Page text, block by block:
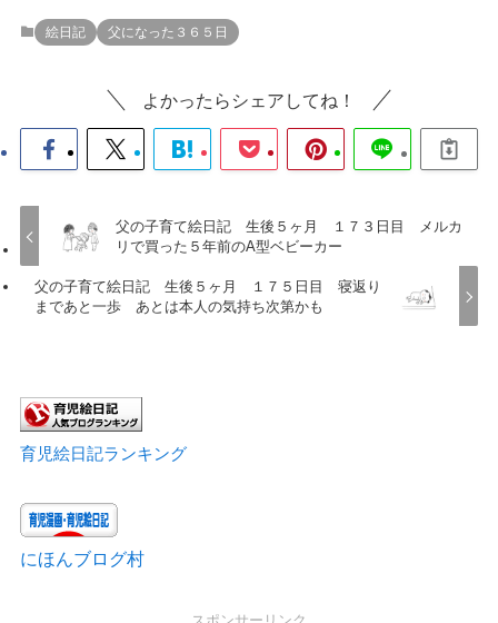
絵日記 父になった３６５日
よかったらシェアしてね！
父の子育て絵日記 生後５ヶ月 １７３日目 メルカ
リで買った５年前のA型ベビーカー
父の子育て絵日記 生後５ヶ月 １７５日目 寝返り
まであと一歩 あとは本人の気持ち次第かも
育児絵日記ランキング
にほんブログ村